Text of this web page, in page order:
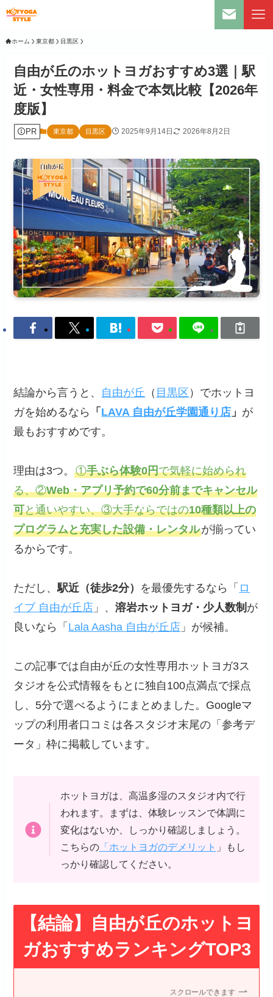
ホーム 東京都 目黒区
自由が丘のホットヨガおすすめ3選｜駅
近・女性専用・料金で本気比較【2026年
度版】
PR 東京都 目黒区 2025年9月14日 2026年8月2日
結論から言うと、 自由が丘 （ 目黒区 ）でホットヨ
ガを始めるなら
「 LAVA 自由が丘学園通り店 」 が
最もおすすめです。
理由は3つ。①手ぶら体験0円で気軽に始められ
る、②Web・アプリ予約で60分前までキャンセル
可と通いやすい、③大手ならではの10種類以上の
プログラムと充実した設備・レンタルが揃ってい
るからです。
ただし、駅近（徒歩2分） を最優先するなら「 ロ
イブ 自由が丘店 」、溶岩ホットヨガ・少人数制 が
良いなら「 Lala Aasha 自由が丘店 」が候補。
この記事では自由が丘の女性専用ホットヨガ3ス
タジオを公式情報をもとに独自100点満点で採点
し、5分で選べるようにまとめました。Googleマ
ップの利用者口コミは各スタジオ末尾の「参考デ
ータ」枠に掲載しています。
ホットヨガは、高温多湿のスタジオ内で行
われます。まずは、体験レッスンで体調に
変化はないか、しっかり確認しましょう。
こちらの「ホットヨガのデメリット 」もし
っかり確認してください。
【結論】自由が丘のホットヨ
ガおすすめランキングTOP3
スクロールできます